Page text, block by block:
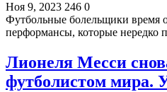
Ноя 9, 2023 246 0
Футбольные болельщики время
перформансы, которые
Лионеля Месси
футболистом мира.